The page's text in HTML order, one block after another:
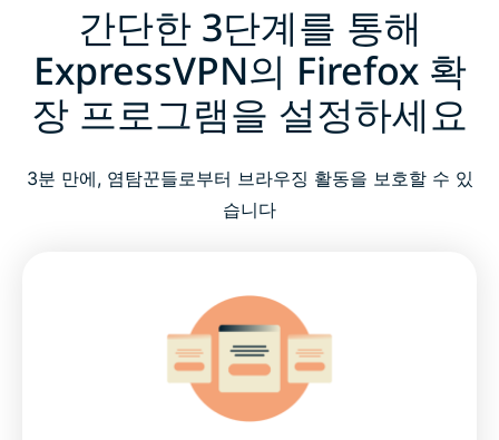
간단한 3단계를 통해
ExpressVPN의 Firefox 확
장 프로그램을 설정하세요
3분 만에, 염탐꾼들로부터 브라우징 활동을 보호할 수 있
습니다